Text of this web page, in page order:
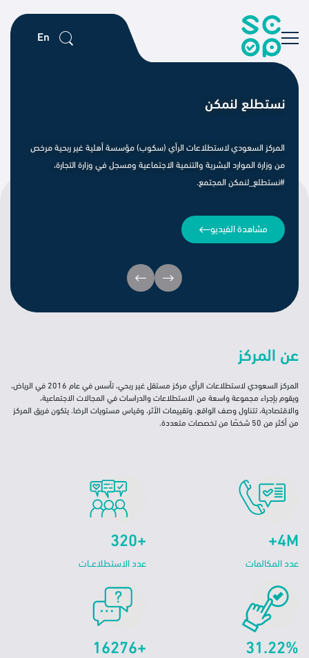
En
نستطلع لنمكن
‏المركز السعودي لاستطلاعات الرأي (سكوب) مؤسسة أهلية غير ربحية مرخص
من وزارة الموارد البشرية والتنمية الاجتماعية ومسجل في وزارة التجارة،
⁧‫#نستطلع_لنمكن‬⁩ المجتمع.
مشاهدة الفيديو
عن المركز
المركز السعودي لاستطلاعات الرأي مركز مستقل غير ربحي، تأسس في عام 2016 في الرياض،
ويقوم بإجراء مجموعة واسعة من الاستطلاعات والدراسات في المجالات الاجتماعية،
والاقتصادية، تتناول وصف الواقع، وتقييمات الأثر، وقياس مستويات الرضا. يتكون فريق المركز
من أكثر من 50 شخصًا من تخصصات متعددة.
4M+
+320
‏‏عدد الاستطلاعــات
31.22%
+16276